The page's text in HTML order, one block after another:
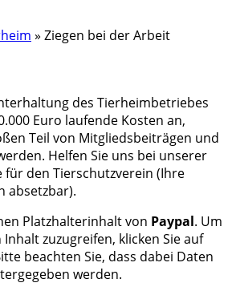
» Ziegen bei der Arbeit
des Tierheimbetriebes
Euro laufende Kosten an,
Teil von Mitgliedsbeiträgen und
Helfen Sie uns bei unserer
für den Tierschutzverein (Ihre
absetzbar).
Platzhalterinhalt von Paypal. Um
zuzugreifen, klicken Sie auf
beachten Sie, dass dabei Daten
werden.